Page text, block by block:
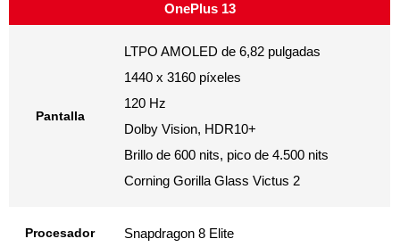
OnePlus 13
Pantalla
LTPO AMOLED de 6,82 pulgadas
1440 x 3160 píxeles
120 Hz
Dolby Vision, HDR10+
Brillo de 600 nits, pico de 4.500 nits
Corning Gorilla Glass Victus 2
Procesador Snapdragon 8 Elite